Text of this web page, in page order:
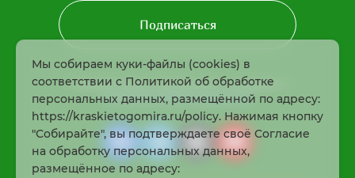
Мы собираем куки-файлы (cookies) в
соответствии с Политикой об обработке
персональных данных, размещённой по адресу:
https://kraskietogomira.ru/policy. Нажимая кнопку
"Собирайте", вы подтверждаете своё Согласие
на обработку персональных данных,
размещённое по адресу:
Подписаться
* Нажимая кнопку «Подписаться», соглашаюсь с
политикой конфиденциальности